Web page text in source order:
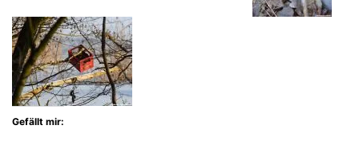
Gefällt mir: